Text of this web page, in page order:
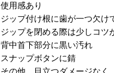
使用感あり
ジップ付け根に歯が一つ欠け
ジップを閉める際は少しコツ
背中首下部分に黒い汚れ
スナップボタンに錆